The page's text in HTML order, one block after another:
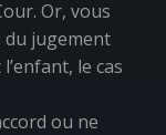
Or, vous
jugement
le cas
ou ne